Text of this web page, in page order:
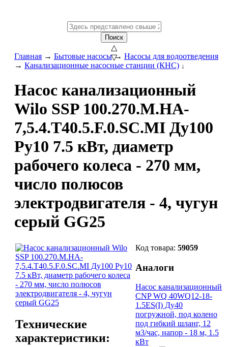
Поиск
△
▽
Главная → Бытовые насосы → Насосы для водоотведения
→ Канализационные насосные станции (КНС) ↓
Насос канализационный
Wilo SSP 100.270.M.HA-
7,5.4.T40.5.F.0.SC.MI Ду100
Ру10 7.5 кВт, диаметр
рабочего колеса - 270 мм,
число полюсов
электродвигателя - 4, чугун
серый GG25
Технические
характеристики:
Код товара: 59059
Аналоги
Насос канализационный
CNP WQ 40WQ12-18-
1.5ES(I) Ду40
погружной, под колено
под гибкий шланг, 12
м3/час, напор - 18 м, 1.5
кВт